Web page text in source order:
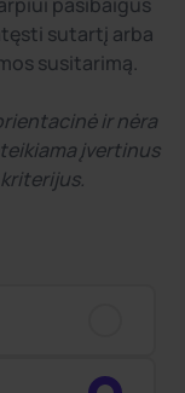
sutartį arba
susitarimą.
ir nėra
įvertinus